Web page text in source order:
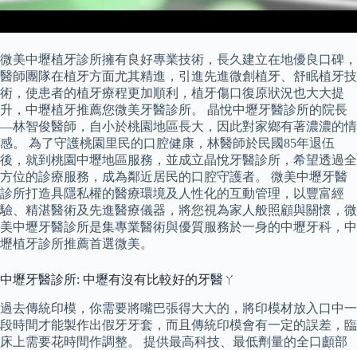
微美中壢植牙診所擁有良好專業技術，長久建立在地優良口碑，
醫師團隊在植牙方面尤其精進，引進先進微創植牙、舒眠植牙技
術，使患者的植牙療程更加順利，植牙傷口復原狀況也大大提
升，中壢植牙推薦您微美牙醫診所。 晶悅中壢牙醫診所的院長
—林智俊醫師，自小於桃園地區長大，因此對家鄉有著濃濃的情
感。 為了守護桃園里民的口腔健康，林醫師於民國85年退伍
後，就到桃園中壢地區服務，並成立晶悅牙醫診所，希望透過全
方位的診療服務，成為鄰近居民的口腔守護者。 微美中壢牙醫
診所打造具隱私權的醫療環境及人性化的互動管理，以豐富經
驗、精湛醫術及先進醫療儀器，將您視為家人般照顧與關懷，微
美中壢牙醫診所是集專業醫術與優質服務於一身的中壢牙科，中
壢植牙診所推薦首選微美。
中壢牙醫診所: 中壢有沒有比較好的牙醫ㄚ
過去傳統印模，你需要將嘴巴張得大大的，將印模材放入口中一
段時間才能製作出假牙牙套，而且傳統印模會有一定的誤差，臨
床上需要花時間作調整。 提供最高科技、最低劑量的全口顱部